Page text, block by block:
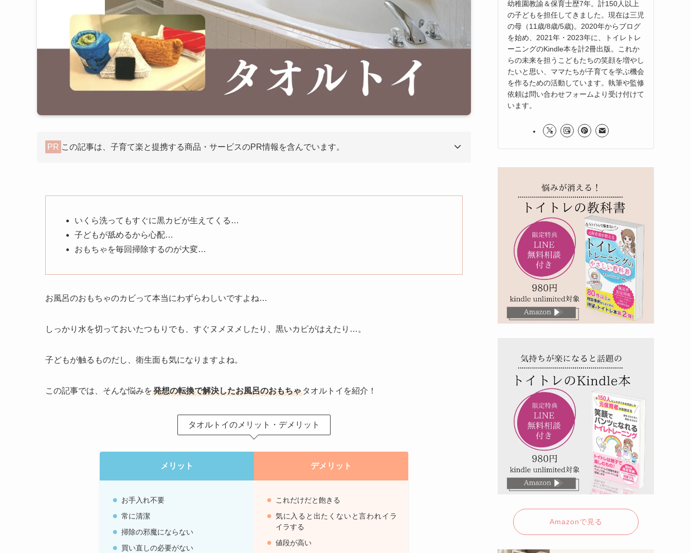
PR この記事は、子育て楽と提携する商品・サービスのPR情報を含んでいます。
いくら洗ってもすぐに黒カビが生えてくる…
子どもが舐めるから心配…
おもちゃを毎回掃除するのが大変…
お風呂のおもちゃのカビって本当にわずらわしいですよね…
しっかり水を切っておいたつもりでも、すぐヌメヌメしたり、黒いカビがはえたり…。
子どもが触るものだし、衛生面も気になりますよね。
この記事では、そんな悩みを発想の転換で解決したお風呂のおもちゃ タオルトイを紹介！
タオルトイのメリット・デメリット
メリット デメリット
お手入れ不要
常に清潔
掃除の邪魔にならない
買い直しの必要がない
これだけだと飽きる
気に入ると出たくないと言われイラ
イラする
値段が高い
幼稚園教諭＆保育士歴7年。計150人以上
の子どもを担任してきました。現在は三児
の母（11歳/8歳/5歳)。2020年からブログ
を始め、2021年・2023年に、トイレトレ
ーニングのKindle本を計2冊出版。これか
らの未来を担うこどもたちの笑顔を増やし
たいと思い、ママたちが子育てを学ぶ機会
を作るための活動しています。執筆や監修
依頼は問い合わせフォームより受け付けて
います。
Amazonで見る